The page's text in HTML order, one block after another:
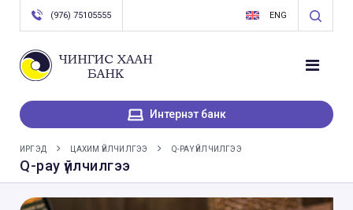
ENG
(976) 75105555
Интернэт банк
ИРГЭД ЦАХИМ ҮЙЛЧИЛГЭЭ Q-PAY ҮЙЛЧИЛГЭЭ
Q-pay үйлчилгээ